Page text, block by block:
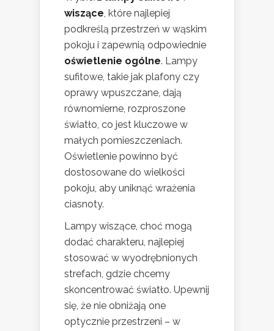
wiszące, które najlepiej
podkreślą przestrzeń w wąskim
pokoju i zapewnią odpowiednie
oświetlenie ogólne. Lampy
sufitowe, takie jak plafony czy
oprawy wpuszczane, dają
równomierne, rozproszone
światło, co jest kluczowe w
małych pomieszczeniach.
Oświetlenie powinno być
dostosowane do wielkości
pokoju, aby uniknąć wrażenia
ciasnoty.
Lampy wiszące, choć mogą
dodać charakteru, najlepiej
stosować w wyodrębnionych
strefach, gdzie chcemy
skoncentrować światło. Upewnij
się, że nie obniżają one
optycznie przestrzeni – w